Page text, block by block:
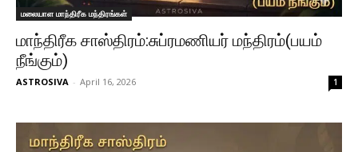
மலையாள மாந்திரீக மந்திரங்கள்
மாந்திரீக சாஸ்திரம்:சுப்ரமணியர் மந்திரம்(பயம்
நீங்கும்)
ASTROSIVA - April 16, 2026 1